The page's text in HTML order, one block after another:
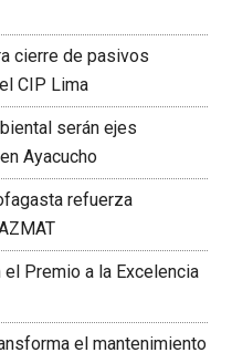
cierre de pasivos
CIP Lima
serán ejes
Ayacucho
refuerza
Premio a la Excelencia
el mantenimiento